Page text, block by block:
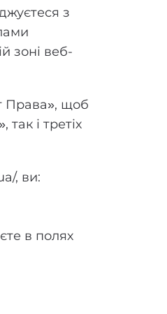
з
зоні веб-
Права», щоб
і третіх
, ви:
в полях